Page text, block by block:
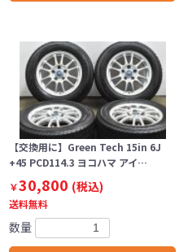
【交換用に】Green Tech 15in 6J
+45 PCD114.3 ヨコハマ アイ…
￥30,800 (税込)
送料無料
数量